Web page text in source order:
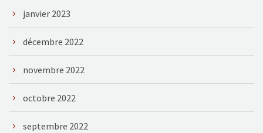
janvier 2023
décembre 2022
novembre 2022
octobre 2022
septembre 2022